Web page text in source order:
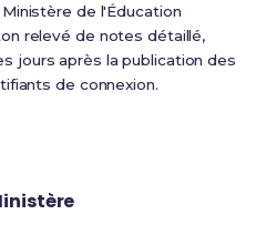
de l'Éducation
relevé de notes détaillé,
jours après la publication des
de connexion.